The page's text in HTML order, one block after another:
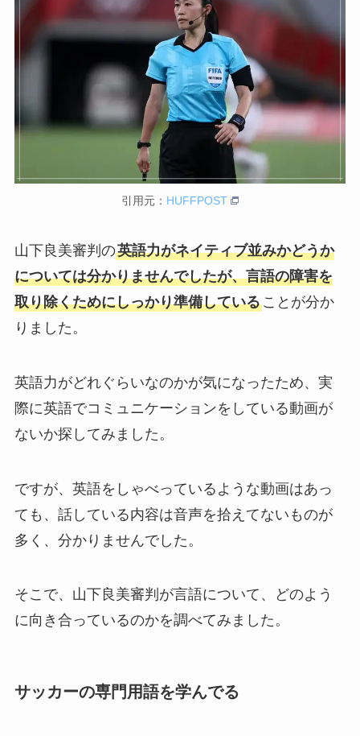
引用元： HUFFPOST
山下良美審判の英語力がネイティブ並みかどうか
については分かりませんでしたが、言語の障害を
取り除くためにしっかり準備していることが分か
りました。
英語力がどれぐらいなのかが気になったため、実
際に英語でコミュニケーションをしている動画が
ないか探してみました。
ですが、英語をしゃべっているような動画はあっ
ても、話している内容は音声を拾えてないものが
多く、分かりませんでした。
そこで、山下良美審判が言語について、どのよう
に向き合っているのかを調べてみました。
サッカーの専門用語を学んでる